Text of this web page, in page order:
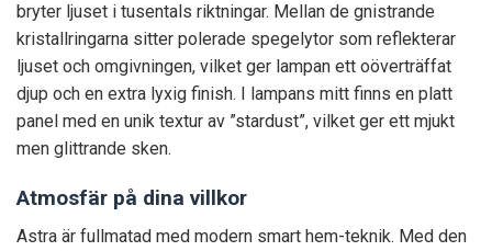
bryter ljuset i tusentals riktningar. Mellan de gnistrande
kristallringarna sitter polerade spegelytor som reflekterar
ljuset och omgivningen, vilket ger lampan ett oöverträffat
djup och en extra lyxig finish. I lampans mitt finns en platt
panel med en unik textur av ”stardust”, vilket ger ett mjukt
men glittrande sken.
Atmosfär på dina villkor
Astra är fullmatad med modern smart hem-teknik. Med den